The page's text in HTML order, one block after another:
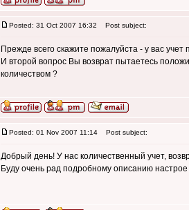
Posted: 31 Oct 2007 16:32 Post subject:
Прежде всего скажите пожалуйста - у вас
И второй вопрос Вы возврат пытаетесь
количеством ?
Posted: 01 Nov 2007 11:14 Post subject:
Добрый день! У нас количественный учет,
Буду очень рад подробному описанию настрое